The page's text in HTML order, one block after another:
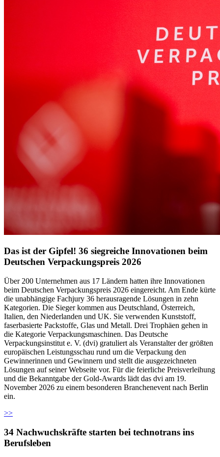
Das ist der Gipfel! 36 siegreiche Innovationen beim
Deutschen Verpackungspreis 2026
Über 200 Unternehmen aus 17 Ländern hatten ihre Innovationen
beim Deutschen Verpackungspreis 2026 eingereicht. Am Ende kürte
die unabhängige Fachjury 36 herausragende Lösungen in zehn
Kategorien. Die Sieger kommen aus Deutschland, Österreich,
Italien, den Niederlanden und UK. Sie verwenden Kunststoff,
faserbasierte Packstoffe, Glas und Metall. Drei Trophäen gehen in
die Kategorie Verpackungsmaschinen. Das Deutsche
Verpackungsinstitut e. V. (dvi) gratuliert als Veranstalter der größten
europäischen Leistungsschau rund um die Verpackung den
Gewinnerinnen und Gewinnern und stellt die ausgezeichneten
Lösungen auf seiner Webseite vor. Für die feierliche Preisverleihung
und die Bekanntgabe der Gold-Awards lädt das dvi am 19.
November 2026 zu einem besonderen Branchenevent nach Berlin
ein.
>>
34 Nachwuchskräfte starten bei technotrans ins
Berufsleben